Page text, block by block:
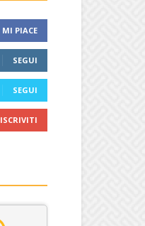
MI PIACE
SEGUI
SEGUI
ISCRIVITI